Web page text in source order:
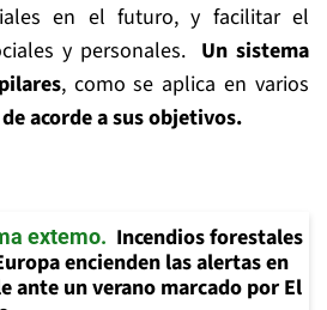
en el futuro, y facilitar el
y personales. Un sistema
, como se aplica en varios
acordeasus objetivos.
extemo
Incendios forestales
encienden las alertas en
ante un verano marcado por El